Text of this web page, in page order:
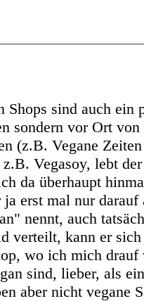
Shops sind auch ein
sondern vor Ort
(z.B. Vegane
Vegasoy, lebt
da überhaupt
erst mal nur darauf
nennt, auch
verteilt, kann er
wo ich mich drauf
sind, lieber, als
aber nicht vegane